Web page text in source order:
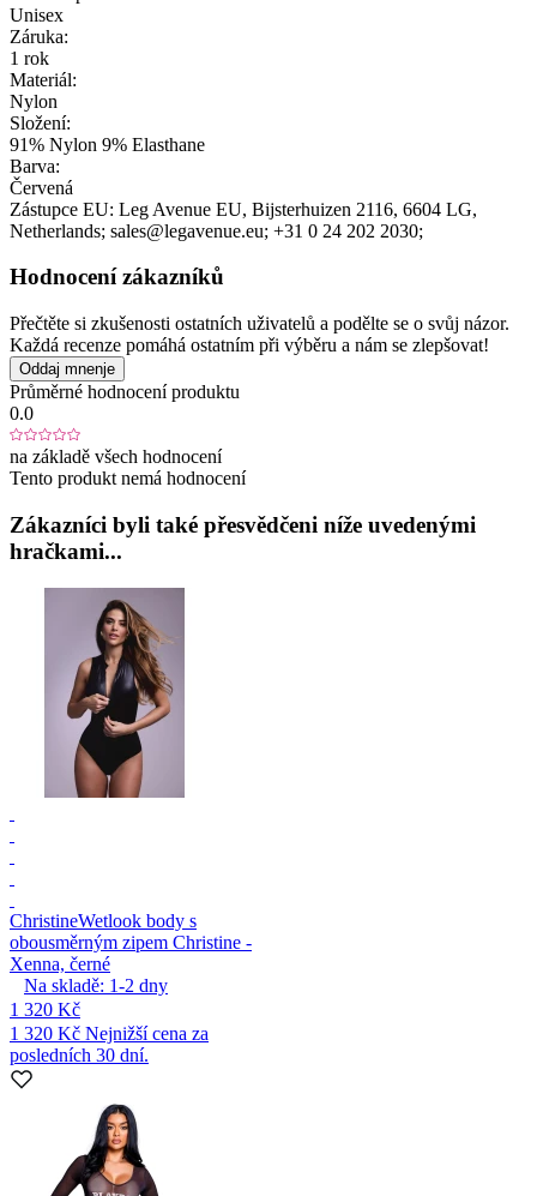
Unisex
Záruka:
1 rok
Materiál:
Nylon
Složení:
91% Nylon 9% Elasthane
Barva:
Červená
Zástupce EU: Leg Avenue EU, Bijsterhuizen 2116, 6604 LG,
Netherlands; sales@legavenue.eu; +31 0 24 202 2030;
Hodnocení zákazníků
Přečtěte si zkušenosti ostatních uživatelů a podělte se o svůj názor.
Každá recenze pomáhá ostatním při výběru a nám se zlepšovat!
Oddaj mnenje
Průměrné hodnocení produktu
0.0
na základě všech hodnocení
Tento produkt nemá hodnocení
Zákazníci byli také přesvědčeni níže uvedenými
hračkami...
ChristineWetlook body s
obousměrným zipem Christine -
Xenna, černé
Na skladě: 1-2 dny
1 320 Kč
1 320 Kč Nejnižší cena za
posledních 30 dní.